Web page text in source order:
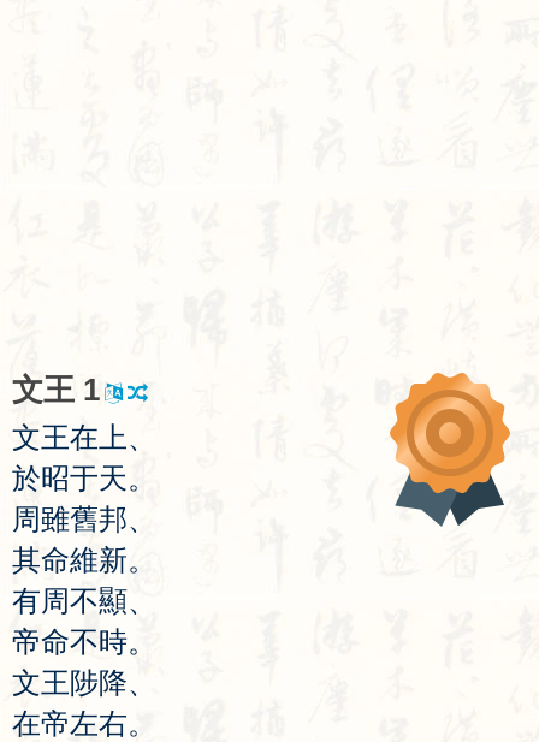
文王 1
文王在 上、
於昭于天。
周雖舊邦、
其命維新。
有周不顯、
帝命不時。
文王陟降、
在帝左右。